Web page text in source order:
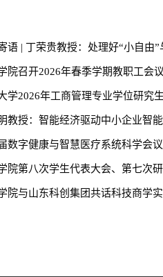
院召开2026年春季学期教职工会议
教授：智能经济驱动中小企业智
数字健康与智慧医疗系统科学会
院第八次学生代表大会、第七次
院与山东科创集团共话科技商学